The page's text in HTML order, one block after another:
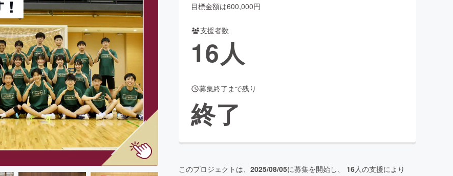
書籍・雑誌出版 アニメ・漫画
チャレンジ ビューティー・ヘルスケア
CAMPFIRE for Social GoodCAMPFIRE Creation
CAMPFIREふるさと納税machi-yaコミュニティ
目標金額は600,000円
支援者数
16人
募集終了まで残り
終了
このプロジェクトは、 2025/08/05に募集を開始し、 16人の支援により